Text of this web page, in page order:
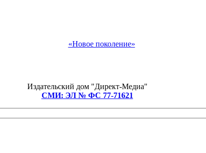
«Новое поколение»
Издательский дом "Директ-Медиа"
СМИ: ЭЛ № ФС 77-71621